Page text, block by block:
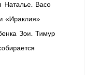
Наталье. Васо
«Ираклия»
Зои. Тимур